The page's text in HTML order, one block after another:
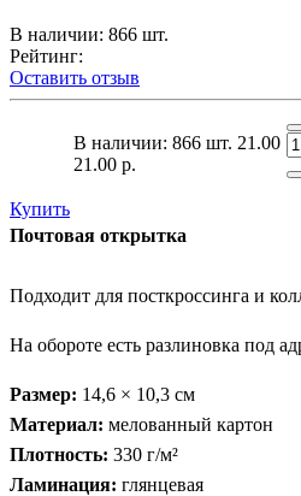
В наличии: 866 шт.
Рейтинг:
Оставить отзыв
В наличии: 866 шт. 21.00
21.00 р.
Купить
Почтовая открытка
Подходит для посткроссинга и
На обороте есть разлиновка под
Размер: 14,6 × 10,3 см
Материал: мелованный картон
Плотность: 330 г/м²
Ламинация: глянцевая